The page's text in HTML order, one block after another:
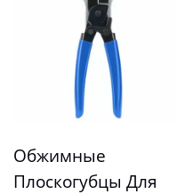
Обжимные
Плоскогубцы Для